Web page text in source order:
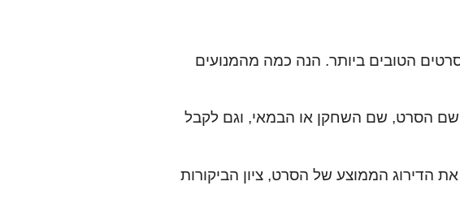
הטובים ביותר. הנה כמה מהמנועים
שם הסרט, שם השחקן או הבמאי, וגם לקבל
הדירוג הממוצע של הסרט, ציון הביקורות